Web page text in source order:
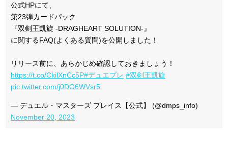
公式HPにて、
第23弾カードパック
『双剣王凱旋 -DRAGHEART SOLUTION-』
に関するFAQ(よくある質問)を公開しました！
リリース前に、あらかじめ確認しておきましょう！
https://t.co/CkilXnCc5P#デュエプレ #双剣王凱旋
pic.twitter.com/j0DO6WVsr5
— デュエル・マスターズ プレイス【公式】 (@dmps_info)
November 20, 2023